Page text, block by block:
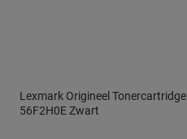
Lexmark Origineel Tonercartridge
56F2H0E Zwart